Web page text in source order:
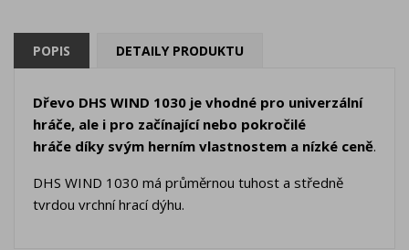
POPIS DETAILY PRODUKTU
Dřevo DHS WIND 1030 je vhodné pro univerzální
hráče, ale i pro začínající nebo pokročilé
hráče díky svým herním vlastnostem a nízké ceně.
DHS WIND 1030 má průměrnou tuhost a středně
tvrdou vrchní hrací dýhu.